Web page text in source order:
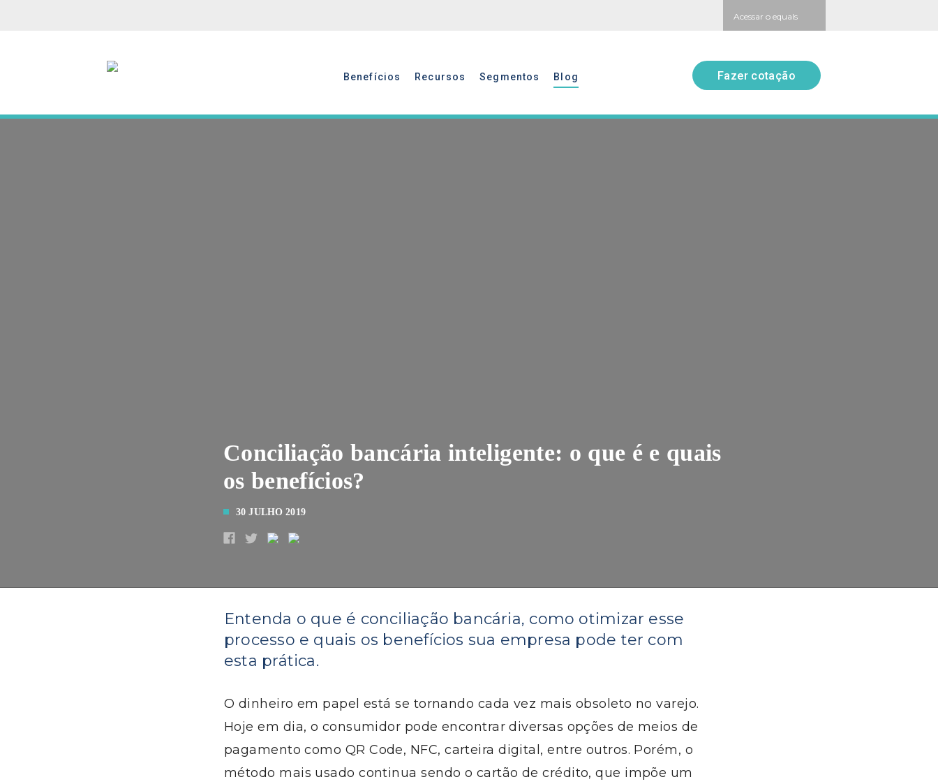
Acessar o equals
Fazer cotação
Benefícios Recursos Segmentos Blog
Fazer cotação
Conciliação bancária inteligente: o que é e quais
os benefícios?
30 JULHO 2019
Entenda o que é conciliação bancária, como otimizar esse
processo e quais os benefícios sua empresa pode ter com
esta prática.
O dinheiro em papel está se tornando cada vez mais obsoleto no varejo.
Hoje em dia, o consumidor pode encontrar diversas opções de meios de
pagamento como QR Code, NFC, carteira digital, entre outros. Porém, o
método mais usado continua sendo o cartão de crédito, que impõe um